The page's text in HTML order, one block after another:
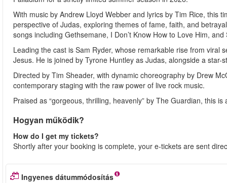
With music by Andrew Lloyd Webber and lyrics by Tim Rice, this
perspective of Judas, exploring themes of fame, faith, and
songs including Gethsemane, I Don’t Know How to Love Him, and
Leading the cast is Sam Ryder, whose remarkable rise from
Jesus. He is joined by Tyrone Huntley as Judas, alongside a
Directed by Tim Sheader, with dynamic choreography by Drew
contemporary staging with the raw power of live rock music.
Praised as “gorgeous, thrilling, heavenly” by The Guardian, this
Hogyan működik?
How do I get my tickets?
Shortly after your booking is complete, your e-tickets are sent
Ingyenes dátummódosítás